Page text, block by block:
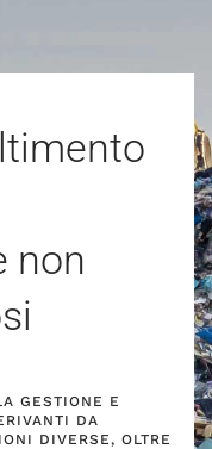
non
GESTIONE E
DA
DIVERSE, OLTRE